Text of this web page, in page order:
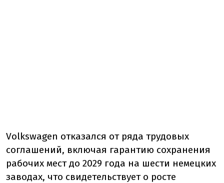
Volkswagen отказался от ряда трудовых
соглашений, включая гарантию сохранения
рабочих мест до 2029 года на шести немецких
заводах, что свидетельствует о росте